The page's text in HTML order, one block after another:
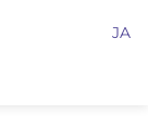
JA